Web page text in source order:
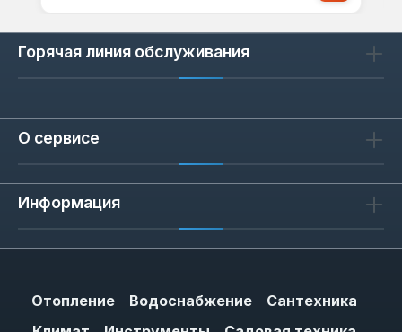
Горячая линия обслуживания
О сервисе
Информация
Отопление Водоснабжение
Сантехника